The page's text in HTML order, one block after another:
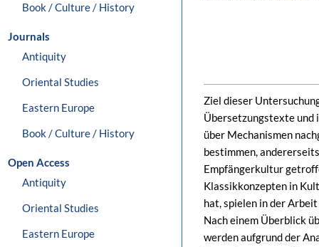
Book / Culture / History
Journals
Antiquity
Oriental Studies
Eastern Europe
Book / Culture / History
Open Access
Antiquity
Oriental Studies
Eastern Europe
Ziel dieser
Übersetzungstexte und
über Mechanismen
bestimmen,
Empfängerkultur
Klassikkonzepten in
hat, spielen in der
Nach einem Überblick
werden aufgrund der